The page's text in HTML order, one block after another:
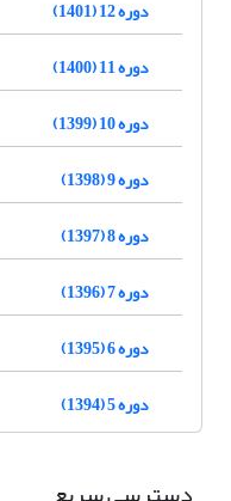
دوره 12 (1401)
دوره 11 (1400)
دوره 10 (1399)
دوره 9 (1398)
دوره 8 (1397)
دوره 7 (1396)
دوره 6 (1395)
دوره 5 (1394)